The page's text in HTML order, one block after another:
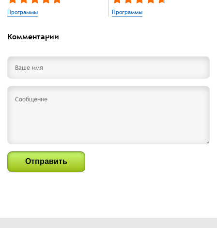
Программы Программы
Комментарии
Отправить